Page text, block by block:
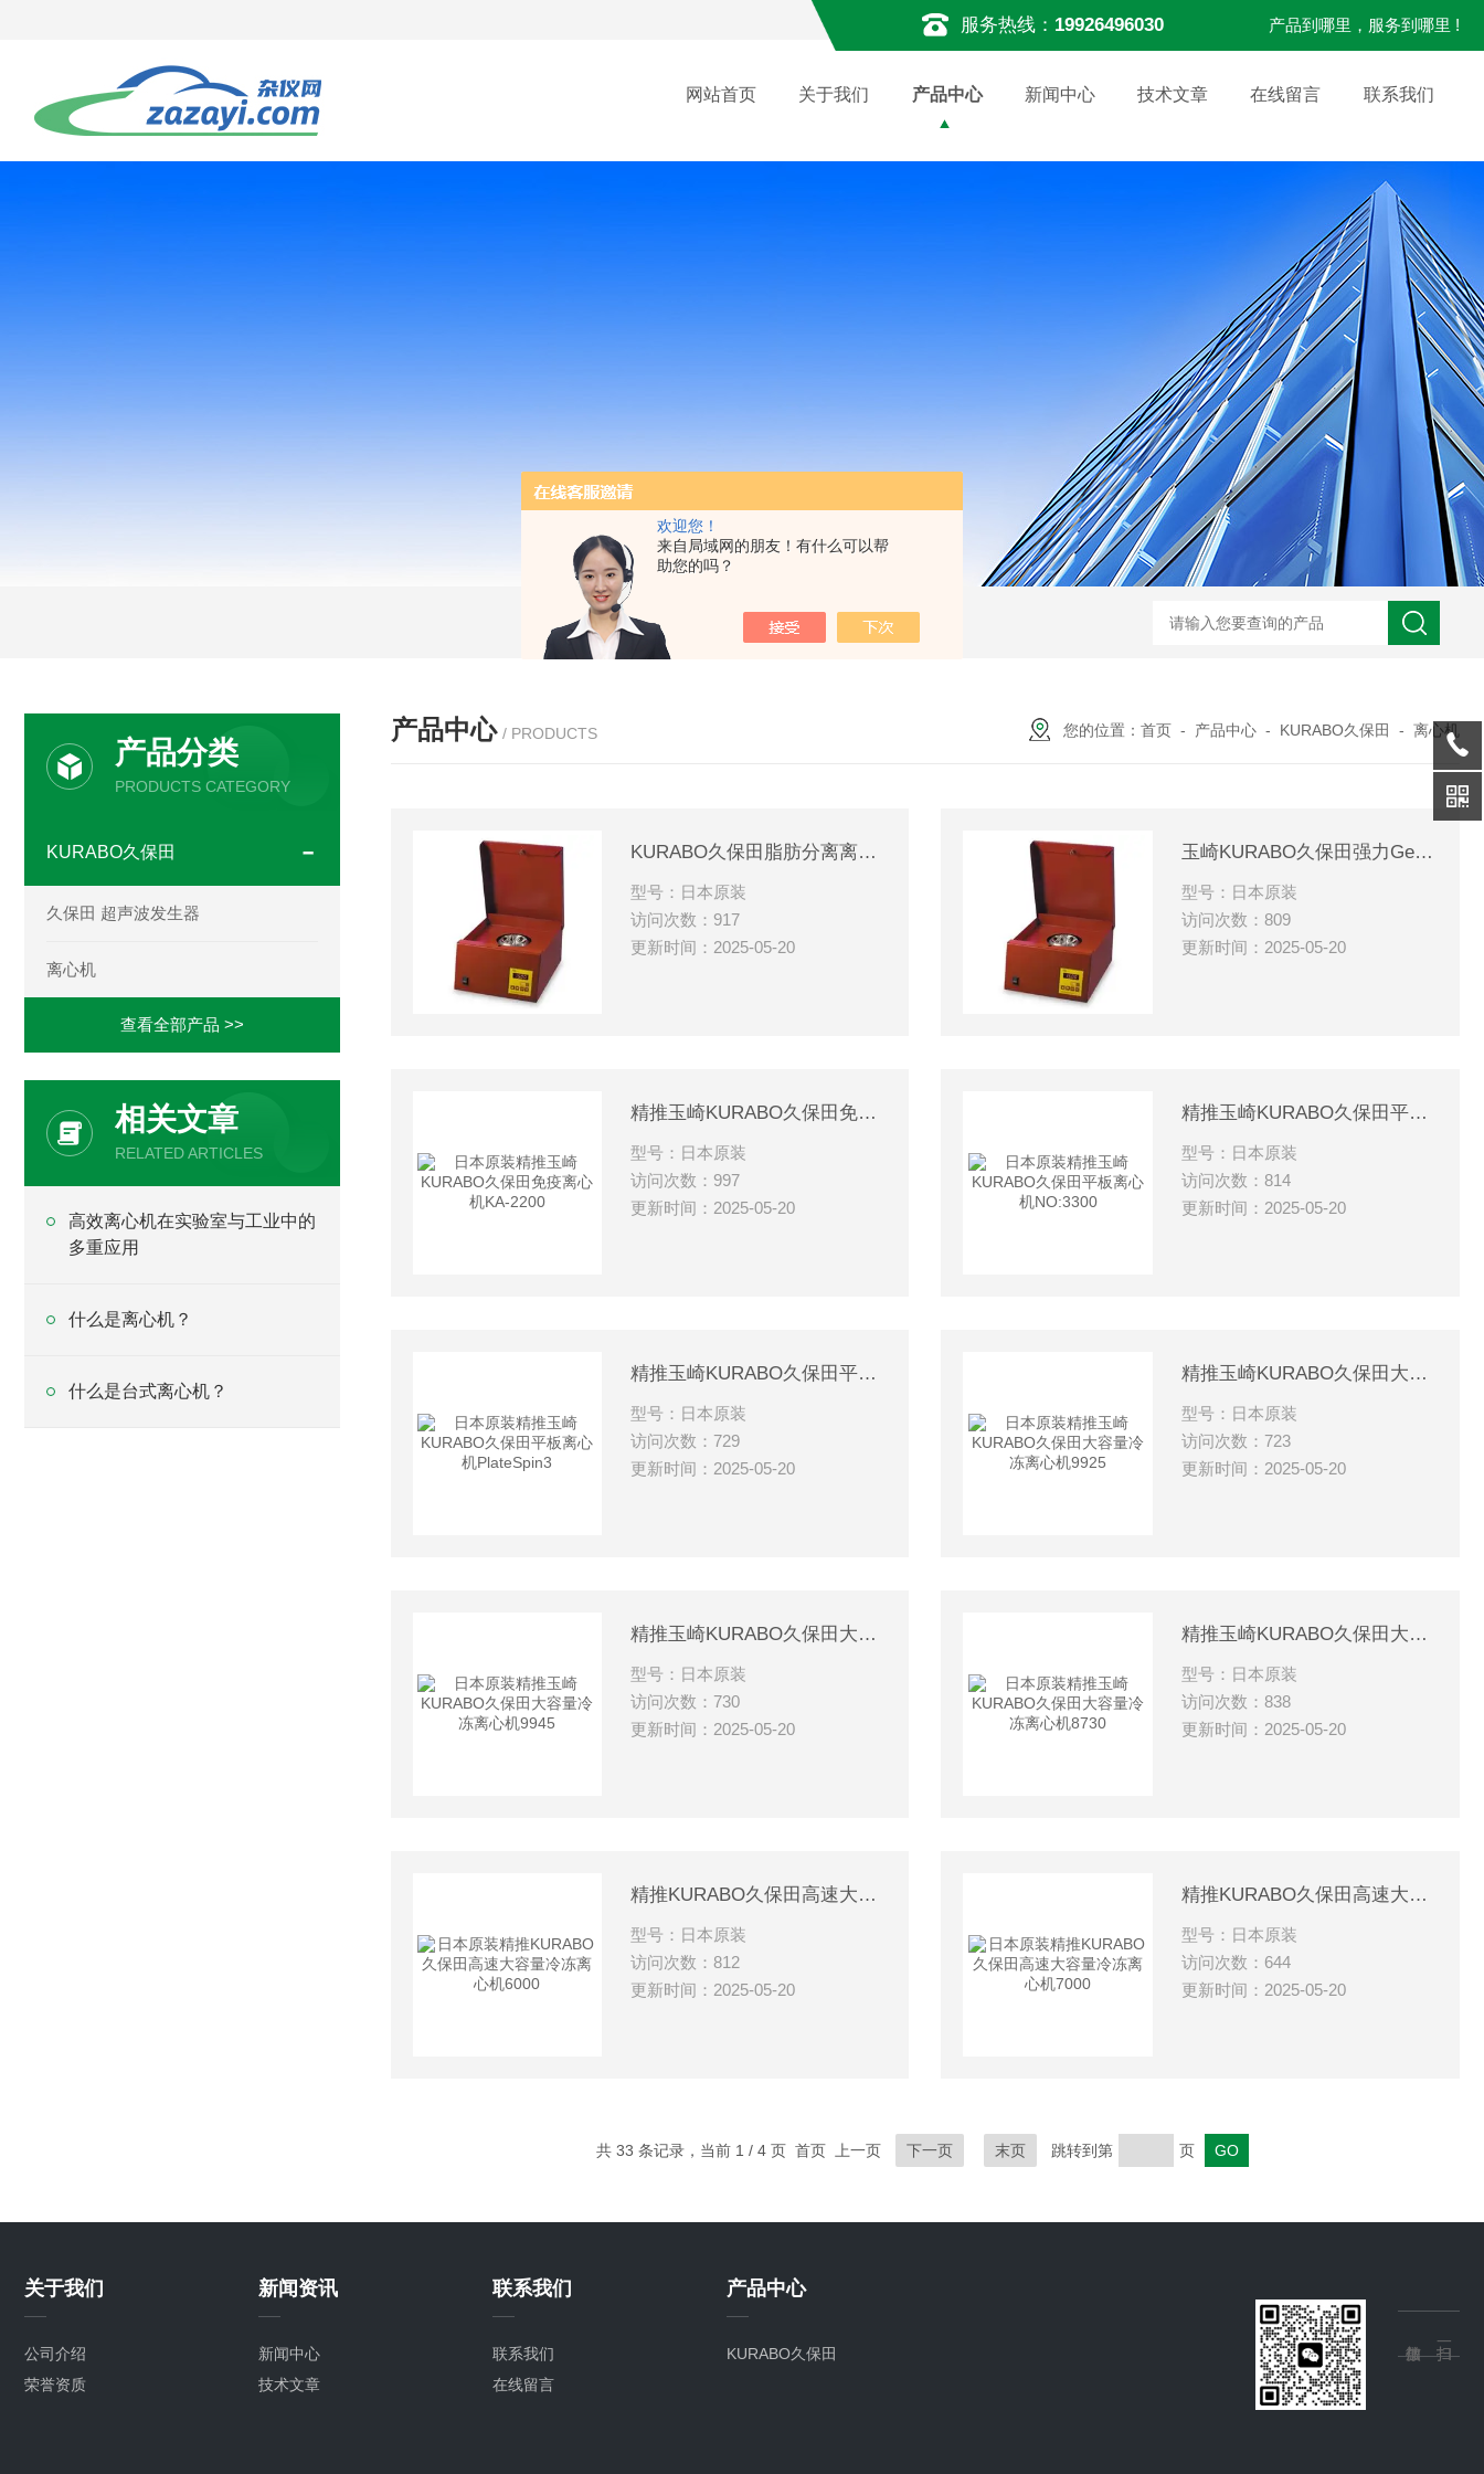
欢迎您！
来自局域网的朋友！有什么可以帮
助您的吗？
服务热线： 19926496030 产品到哪里，服务到哪里 !
网站首页 关于我们 产品中心 新闻中心 技术文章 在线留言 联系我们
产品分类
PRODUCTS CATEGORY
KURABO久保田
久保田 超声波发生器
离心机
查看全部产品 >>
相关文章
RELATED ARTICLES
高效离心机在实验室与工业中的
多重应用
什么是离心机？
什么是台式离心机？
产品中心 / PRODUCTS 您的位置： 首页 - 产品中心 - KURABO久保田 - 离心机
KURABO久保田脂肪分离离心机SuperVario-N
型号：日本原装
访问次数：917
更新时间：2025-05-20
玉崎KURABO久保田强力Gerber脂肪分离离心机
型号：日本原装
访问次数：809
更新时间：2025-05-20
精推玉崎KURABO久保田免疫离心机KA-2200
型号：日本原装
访问次数：997
更新时间：2025-05-20
精推玉崎KURABO久保田平板离心机NO:3300
型号：日本原装
访问次数：814
更新时间：2025-05-20
精推玉崎KURABO久保田平板离心机PlateSpin3
型号：日本原装
访问次数：729
更新时间：2025-05-20
精推玉崎KURABO久保田大容量冷冻离心机9925
型号：日本原装
访问次数：723
更新时间：2025-05-20
精推玉崎KURABO久保田大容量冷冻离心机9945
型号：日本原装
访问次数：730
更新时间：2025-05-20
精推玉崎KURABO久保田大容量冷冻离心机8730
型号：日本原装
访问次数：838
更新时间：2025-05-20
精推KURABO久保田高速大容量冷冻离心机6000
型号：日本原装
访问次数：812
更新时间：2025-05-20
精推KURABO久保田高速大容量冷冻离心机7000
型号：日本原装
访问次数：644
更新时间：2025-05-20
共 33 条记录，当前 1 / 4 页 首页 上一页 下一页 末页 跳转到第 页
关于我们
公司介绍
荣誉资质
新闻资讯
新闻中心
技术文章
联系我们
联系我们
在线留言
产品中心
KURABO久保田